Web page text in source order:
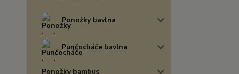
Ponožky bavlna
Punčocháče bavlna
Ponožky bambus